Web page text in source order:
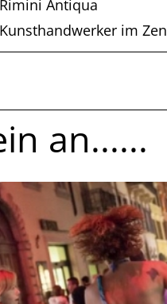
Rimini Antiqua
Kunsthandwerker im
an......